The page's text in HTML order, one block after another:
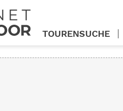
TOURENSUCHE